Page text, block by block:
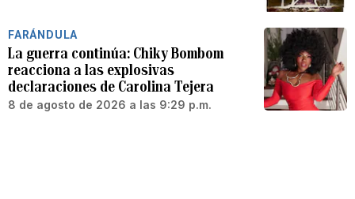
FARÁNDULA
La guerra continúa: Chiky Bombom
reacciona a las explosivas
declaraciones de Carolina Tejera
8 de agosto de 2026 a las 9:29 p.m.